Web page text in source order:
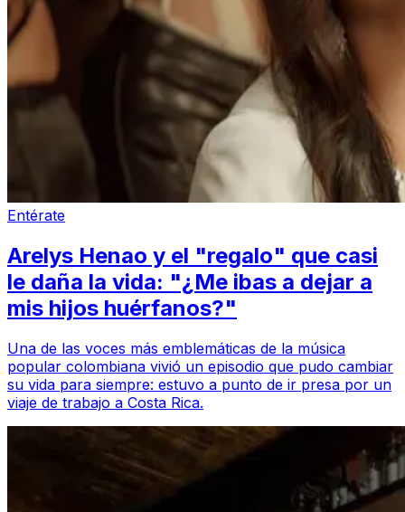
Entérate
Arelys Henao y el "regalo" que casi
le daña la vida: "¿Me ibas a dejar a
mis hijos huérfanos?"
Una de las voces más emblemáticas de la música
popular colombiana vivió un episodio que pudo cambiar
su vida para siempre: estuvo a punto de ir presa por un
viaje de trabajo a Costa Rica.